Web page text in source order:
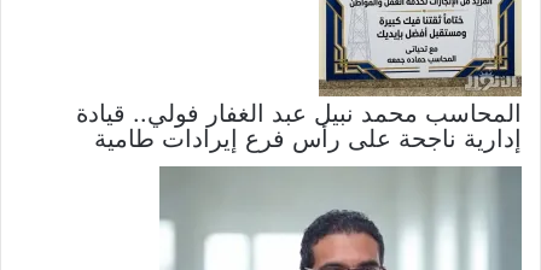
المحاسب محمد نبيل عبد الغفار فولي.. قيادة
إدارية ناجحة على رأس فرع إيرادات طامية